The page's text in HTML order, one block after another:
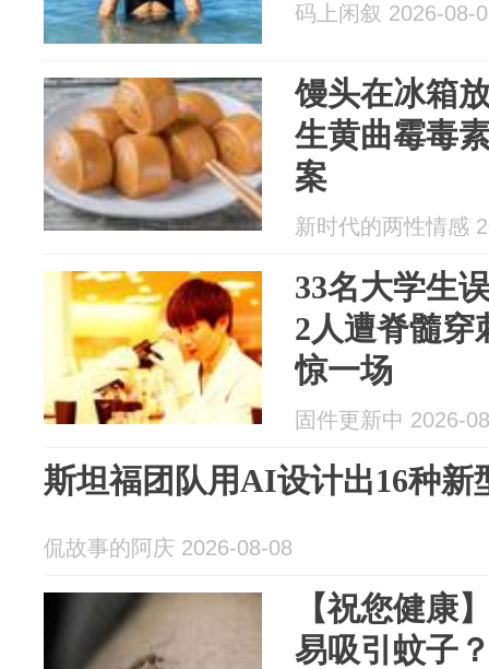
码上闲叙 2026-08-
馒头在冰箱
生黄曲霉毒
案
新时代的两性情感
33名大学生
2人遭脊髓穿
惊一场
固件更新中 2026-
斯坦福团队用AI设计出16种新
侃故事的阿庆 2026-08-08
【祝您健康
易吸引蚊子